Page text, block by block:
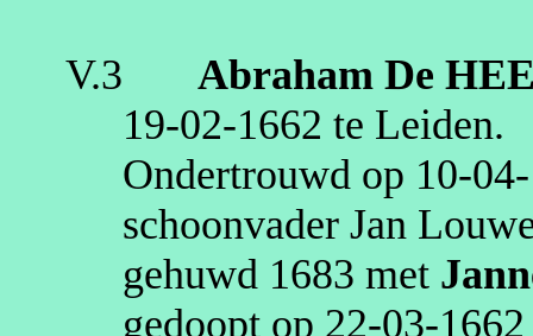
V.3 Abraham De
19‑02‑1662 te Leiden.
Ondertrouwd op
schoonvader Jan
gehuwd 1683 met
gedoopt op 22‑03‑1662